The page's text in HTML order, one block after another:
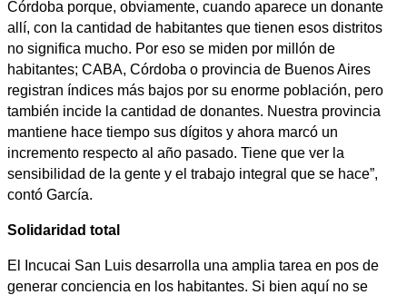
Córdoba porque, obviamente, cuando aparece un donante
allí, con la cantidad de habitantes que tienen esos distritos
no significa mucho. Por eso se miden por millón de
habitantes; CABA, Córdoba o provincia de Buenos Aires
registran índices más bajos por su enorme población, pero
también incide la cantidad de donantes. Nuestra provincia
mantiene hace tiempo sus dígitos y ahora marcó un
incremento respecto al año pasado. Tiene que ver la
sensibilidad de la gente y el trabajo integral que se hace”,
contó García.
Solidaridad total
El Incucai San Luis desarrolla una amplia tarea en pos de
generar conciencia en los habitantes. Si bien aquí no se